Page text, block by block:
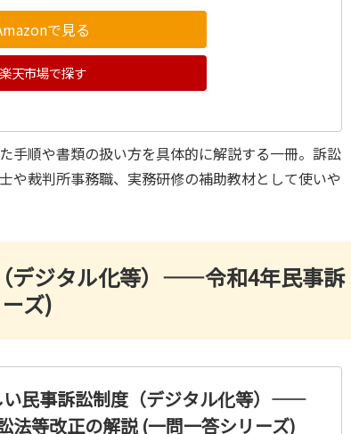
で見る
楽天市場で探す
手順や書類の扱い方を具体的に解説する一冊。訴訟
や裁判所事務職、実務研修の補助教材として使いや
デジタル化等）――令和4年民事訴
ズ)
民事訴訟制度（デジタル化等）――
法等改正の解説 (一問一答シリーズ)